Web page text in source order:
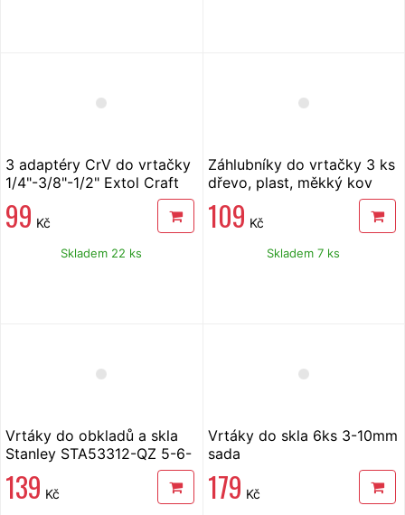
3 adaptéry CrV do vrtačky
1/4"-3/8"-1/2" Extol Craft
99 Kč
Skladem 22 ks
Záhlubníky do vrtačky 3 ks
dřevo, plast, měkký kov
109 Kč
Skladem 7 ks
Vrtáky do obkladů a skla
Stanley STA53312-QZ 5-6-
139 Kč
Vrtáky do skla 6ks 3-10mm
sada
179 Kč